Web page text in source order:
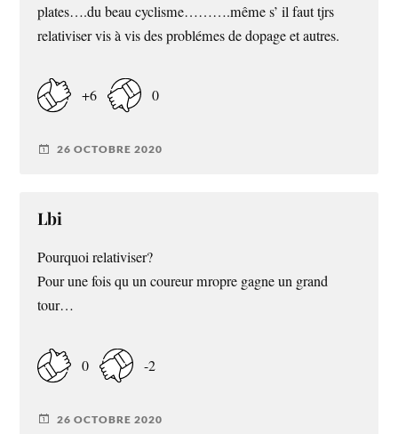
plates….du beau cyclisme……….même s’ il faut tjrs
relativiser vis à vis des problémes de dopage et autres.
+6 0
26 OCTOBRE 2020
Lbi
Pourquoi relativiser?
Pour une fois qu un coureur mropre gagne un grand
tour…
0 -2
26 OCTOBRE 2020